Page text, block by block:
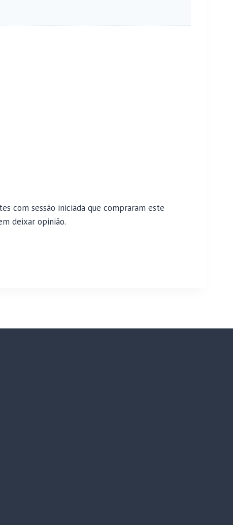
com sessão iniciada que compraram este
deixar opinião.